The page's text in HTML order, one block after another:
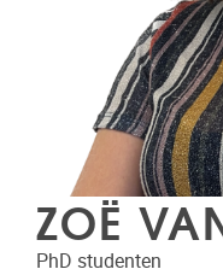
ZOË
PhD studenten